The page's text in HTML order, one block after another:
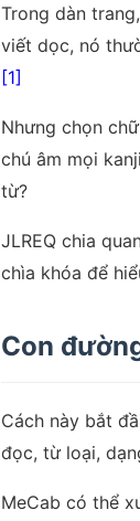
Trong dàn
viết dọc, nó
[1]
Nhưng chọn
chú âm mọi
từ?
JLREQ chia
chìa khóa để
Con
Cách này bắt
đọc, từ loại,
MeCab có thể